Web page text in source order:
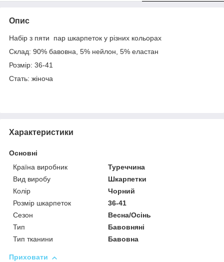
Опис
Набір з пяти пар шкарпеток у різних кольорах
Склад: 90% бавовна, 5% нейлон, 5% еластан
Розмір: 36-41
Стать: жіноча
Характеристики
Основні
Країна виробник
Туреччина
Вид виробу
Шкарпетки
Колір
Чорний
Розмір шкарпеток
36-41
Сезон
Весна/Осінь
Тип
Бавовняні
Тип тканини
Бавовна
Приховати